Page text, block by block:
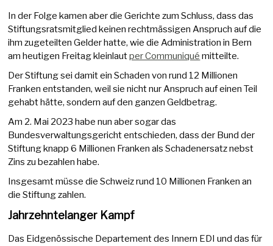
In der Folge kamen aber die Gerichte zum Schluss, dass das
Stiftungsratsmitglied keinen rechtmässigen Anspruch auf die
ihm zugeteilten Gelder hatte, wie die Administration in Bern
am heutigen Freitag kleinlautper Communiqué mitteilte.
Der Stiftung sei damit ein Schaden von rund 12 Millionen
Franken entstanden, weil sie nicht nur Anspruch auf einen Teil
gehabt hätte, sondern auf den ganzen Geldbetrag.
Am 2. Mai 2023 habe nun aber sogar das
Bundesverwaltungsgericht entschieden, dass der Bund der
Stiftung knapp 6 Millionen Franken als Schadenersatz nebst
Zins zu bezahlen habe.
Insgesamt müsse die Schweiz rund 10 Millionen Franken an
die Stiftung zahlen.
Jahrzehntelanger Kampf
Das Eidgenössische Departement des Innern EDI und das für